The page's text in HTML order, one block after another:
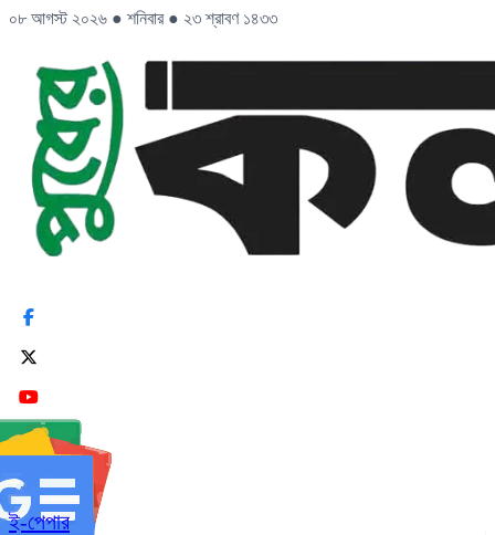
০৮ আগস্ট ২০২৬ ● শনিবার ● ২৩ শ্রাবণ ১৪৩৩
ই-পেপার